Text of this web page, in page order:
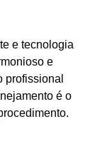
e tecnologia
e
profissional
é o